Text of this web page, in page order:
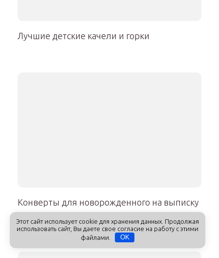
Лучшие детские качели и горки
Конверты для новорожденного на выписку
осенью
Этот сайт использует cookie для хранения данных. Продолжая
использовать сайт, Вы даете свое согласие на работу с этими
файлами.
OK